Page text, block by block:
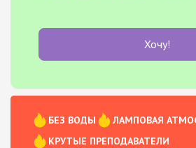
Хочу!
БЕЗ ВОДЫ
ЛАМПОВАЯ
КРУТЫЕ ПРЕПОДАВАТЕЛИ